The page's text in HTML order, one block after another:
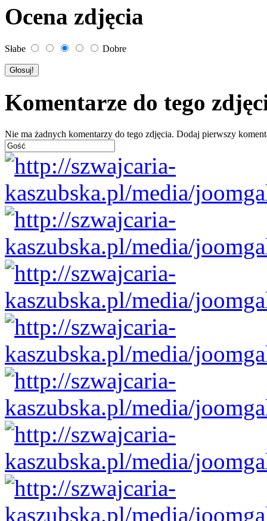
Ocena zdjęcia
Słabe Dobre
Komentarze do tego
Nie ma żadnych komentarzy do tego zdjęcia. Dodaj pierwszy